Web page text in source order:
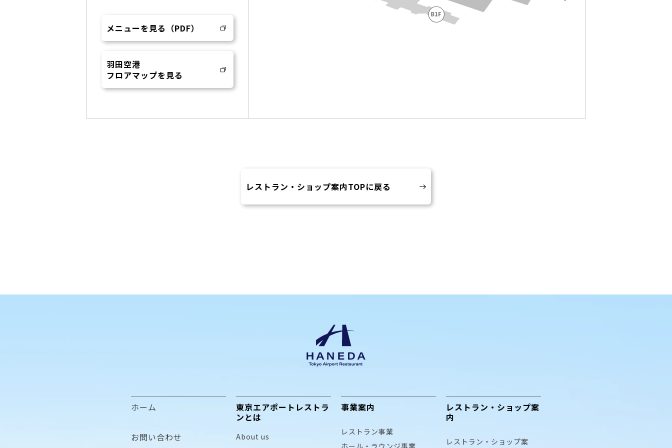
メニューを見る（PDF）
羽田空港
フロアマップを見る
レストラン・ショップ案内TOPに戻る
ホーム
お問い合わせ
東京エアポートレストラ
ンとは
About us
事業案内
レストラン事業
レストラン・ショップ案
内
レストラン・ショップ案